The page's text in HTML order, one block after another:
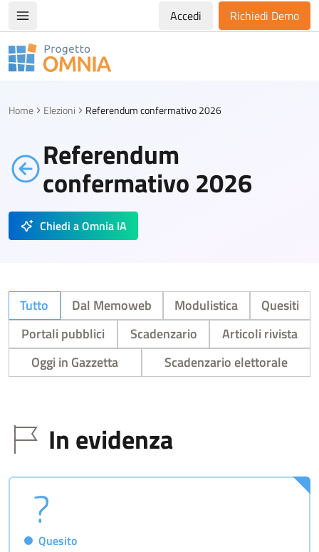
Apri/chiudi menù di navigazioneAccedi Richiedi Demo
Progetto Omnia
Home Elezioni Referendum confermativo 2026
Referendum
confermativo 2026
Chiedi a Omnia IA
Tutto Dal Memoweb Modulistica
Quesiti
Portali pubblici
Scadenzario
Articoli rivista
Oggi in Gazzetta
Scadenzario elettorale
In evidenza
Quesito